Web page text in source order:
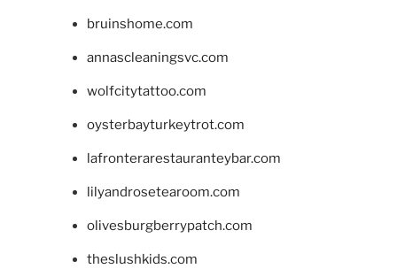
bruinshome.com
annascleaningsvc.com
wolfcitytattoo.com
oysterbayturkeytrot.com
lafronterarestauranteybar.com
lilyandrosetearoom.com
olivesburgberrypatch.com
theslushkids.com